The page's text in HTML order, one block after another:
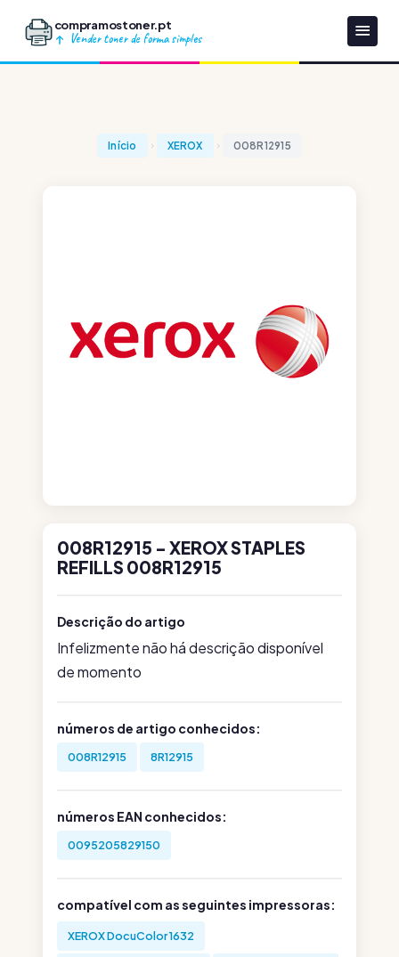
compramostoner.pt
Vender toner de forma simples
Início XEROX 008R12915
008R12915 - XEROX STAPLES
REFILLS 008R12915
Descrição do artigo
Infelizmente não há descrição disponível
de momento
números de artigo conhecidos:
008R12915 8R12915
números EAN conhecidos:
0095205829150
compatível com as seguintes impressoras:
XEROX DocuColor 1632